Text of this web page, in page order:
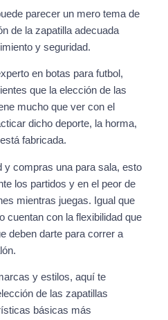
parecer un mero tema de
de la zapatilla adecuada
y seguridad.
en botas para futbol,
que la elección de las
mucho que ver con el
dicho deporte, la horma,
fabricada.
y compras una para sala, esto
los partidos y en el peor de
mientras juegas. Igual que
cuentan con la flexibilidad que
deben darte para correr a
y estilos, aquí te
de las zapatillas
básicas más